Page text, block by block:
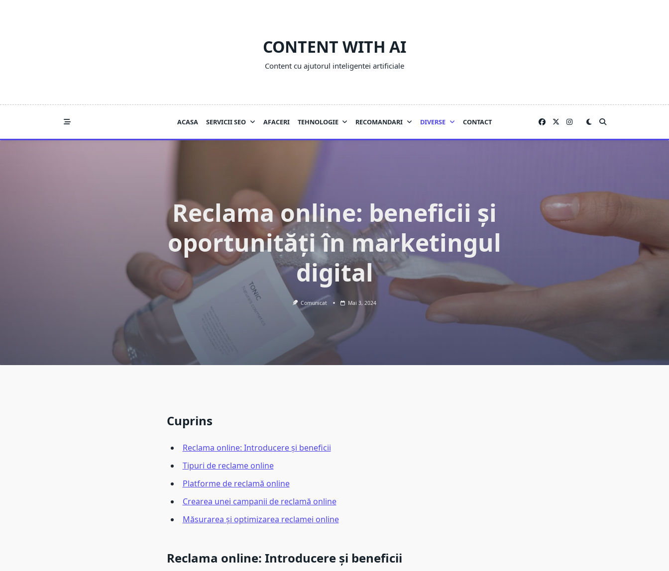
CONTENT WITH AI
Content cu ajutorul inteligentei artificiale
ACASA SERVICII SEO AFACERI TEHNOLOGIE RECOMANDARI DIVERSE CONTACT
Reclama online: beneficii și
oportunități în marketingul
digital
Comunicat Mai 3, 2024
Cuprins
Reclama online: Introducere și beneficii
Tipuri de reclame online
Platforme de reclamă online
Crearea unei campanii de reclamă online
Măsurarea și optimizarea reclamei online
Reclama online: Introducere și beneficii